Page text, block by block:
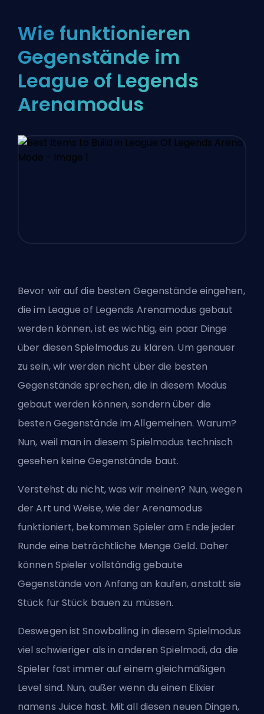
Wie funktionieren
Gegenstände im
League of Legends
Arenamodus
Bevor wir auf die besten Gegenstände eingehen,
die im League of Legends Arenamodus gebaut
werden können, ist es wichtig, ein paar Dinge
über diesen Spielmodus zu klären. Um genauer
zu sein, wir werden nicht über die besten
Gegenstände sprechen, die in diesem Modus
gebaut werden können, sondern über die
besten Gegenstände im Allgemeinen. Warum?
Nun, weil man in diesem Spielmodus technisch
gesehen keine Gegenstände baut.
Verstehst du nicht, was wir meinen? Nun, wegen
der Art und Weise, wie der Arenamodus
funktioniert, bekommen Spieler am Ende jeder
Runde eine beträchtliche Menge Geld. Daher
können Spieler vollständig gebaute
Gegenstände von Anfang an kaufen, anstatt sie
Stück für Stück bauen zu müssen.
Deswegen istSnowballing in diesem Spielmodus
viel schwieriger als in anderen Spielmodi, da die
Spieler fast immer auf einem gleichmäßigen
Level sind. Nun, außer wenn du einen Elixier
namens Juice hast. Mit all diesen neuen Dingen,